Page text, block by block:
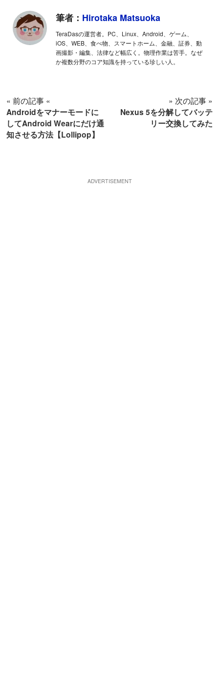
筆者： Hirotaka Matsuoka
TeraDasの運営者。PC、Linux、Android、ゲーム、
iOS、WEB、食べ物、スマートホーム、金融、証券、動
画撮影・編集、法律など幅広く。物理作業は苦手。なぜ
か複数分野のコア知識を持っている珍しい人。
« 前の記事 «
Androidをマナーモードに
してAndroid Wearにだけ通
知させる方法【Lollipop】
» 次の記事 »
Nexus 5を分解してバッテ
リー交換してみた